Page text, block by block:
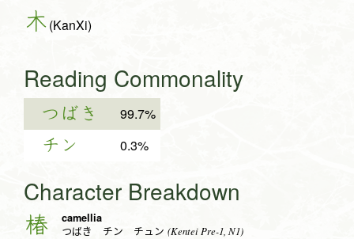
木(KanXi)
Reading Commonality
つばき 99.7%
チン 0.3%
Character Breakdown
椿 camellia
つばき チン チュン (Kentei Pre-1, N1)